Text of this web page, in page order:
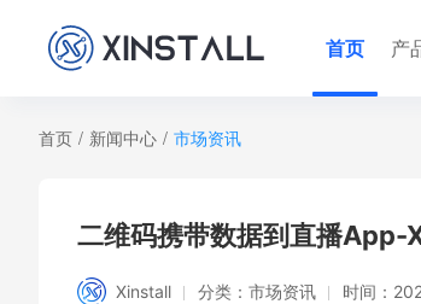
首页 产
首页 / 新闻中心 / 市场资讯
二维码携带数据到直播
Xinstall 分类： 市场资讯 时间：